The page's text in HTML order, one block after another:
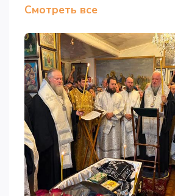
Смотреть все